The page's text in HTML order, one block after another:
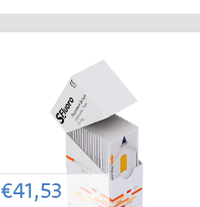
€41,53
IN DEN
WARENKORB